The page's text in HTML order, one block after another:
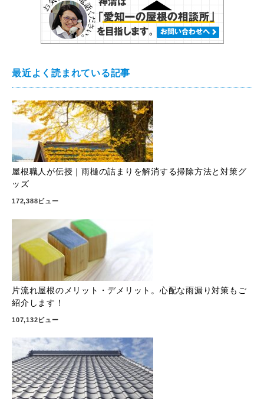
最近よく読まれている記事
屋根職人が伝授｜雨樋の詰まりを解消する掃除方法と対策グ
ッズ
172,388ビュー
片流れ屋根のメリット・デメリット。心配な雨漏り対策もご
紹介します！
107,132ビュー